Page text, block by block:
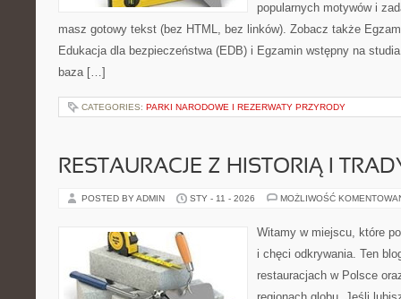
popularnych motywów i
masz gotowy tekst (bez HTML, bez linków). Zobacz także
Edukacja dla bezpieczeństwa (EDB) i Egzamin wstępny na
baza […]
CATEGORIES: PARKI NARODOWE I REZERWATY PRZYRODY
RESTAURACJE Z HISTORIĄ I
POSTED BY ADMIN STY - 11 - 2026 MOŻLIWOŚĆ
Witamy w miejscu, które
i chęci odkrywania. Ten
restauracjach w Polsce